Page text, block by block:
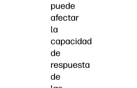
puede
afectar
la
capacidad
de
respuesta
de